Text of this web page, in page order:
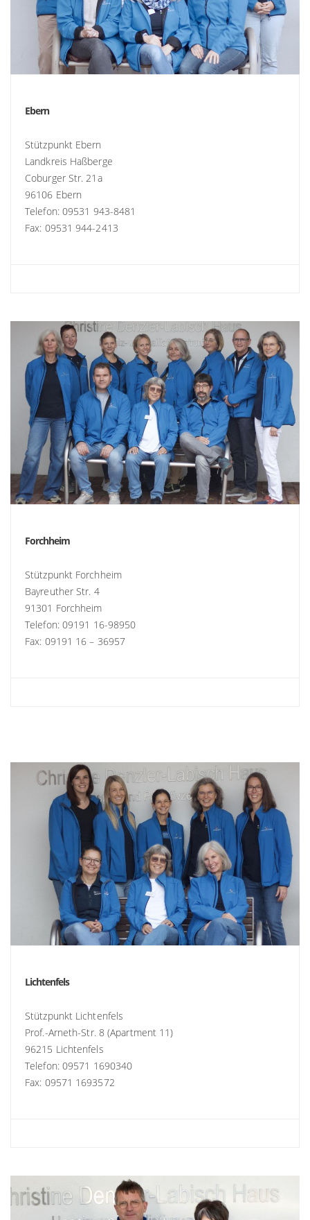
Ebern
Stützpunkt Ebern
Landkreis Haßberge
Coburger Str. 21a
96106 Ebern
Telefon: 09531 943-8481
Fax: 09531 944-2413
Forchheim
Stützpunkt Forchheim
Bayreuther Str. 4
91301 Forchheim
Telefon: 09191 16-98950
Fax: 09191 16 – 36957
Lichtenfels
Stützpunkt Lichtenfels
Prof.-Arneth-Str. 8 (Apartment 11)
96215 Lichtenfels
Telefon: 09571 1690340
Fax: 09571 1693572